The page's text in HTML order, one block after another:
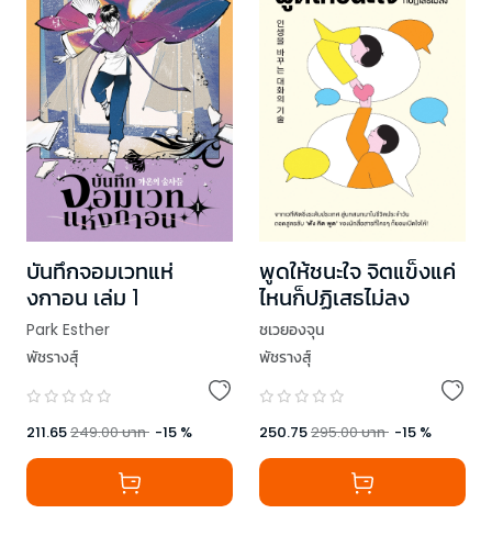
บันทึกจอมเวทแห่
งกาอน เล่ม 1
Park Esther
พัชรางสุ์
211.65249.00บาท -15 %
พูดให้ชนะใจ จิตแข็งแค่
ไหนก็ปฏิเสธไม่ลง
ชเวยองจุน
พัชรางสุ์
250.75295.00บาท -15 %